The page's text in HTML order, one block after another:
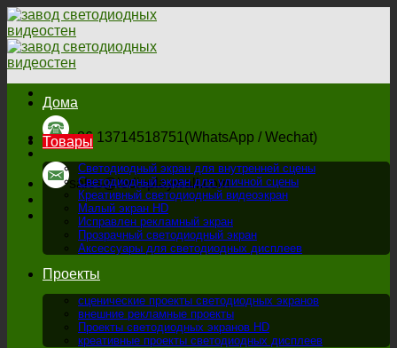
перейти
к
содержанию
+86 13714518751(WhatsApp / Wechat)
sales@ledisplaywall.com
Дома
Товары
Светодиодный экран для внутренней сцены
Светодиодный экран для уличной сцены
Креативный светодиодный видеоэкран
Малый экран HD
Исправлен рекламный экран
Прозрачный светодиодный экран
Аксессуары для светодиодных дисплеев
Проекты
сценические проекты светодиодных экранов
внешние рекламные проекты
Проекты светодиодных экранов HD
креативные проекты светодиодных дисплеев